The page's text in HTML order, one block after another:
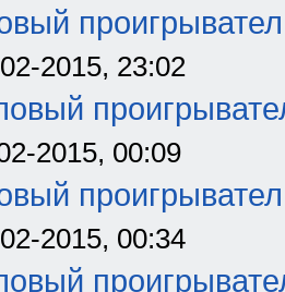
2015, 23:02
2015, 00:09
2015, 00:34